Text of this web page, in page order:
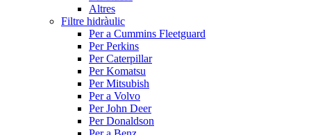
Altres
Filtre hidràulic
Per a Cummins Fleetguard
Per Perkins
Per Caterpillar
Per Komatsu
Per Mitsubish
Per a Volvo
Per John Deer
Per Donaldson